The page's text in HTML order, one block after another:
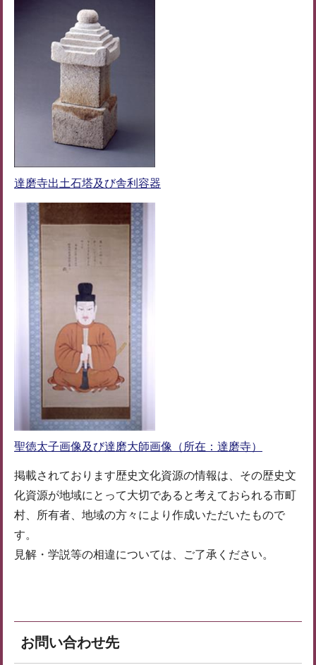
達磨寺出土石塔及び舎利容器
聖徳太子画像及び達磨大師画像（所在：達磨寺）
掲載されております歴史文化資源の情報は、その歴史文
化資源が地域にとって大切であると考えておられる市町
村、所有者、地域の方々により作成いただいたもので
す。
見解・学説等の相違については、ご了承ください。
お問い合わせ先